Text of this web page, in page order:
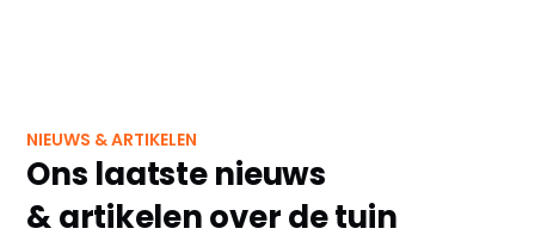
NIEUWS & ARTIKELEN
Ons laatste nieuws
& artikelen over de tuin